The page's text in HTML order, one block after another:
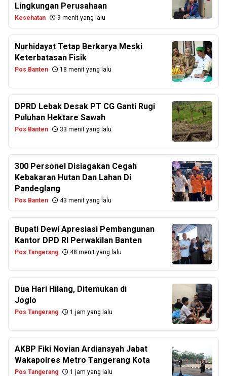
Lingkungan Perusahaan
Kesehatan 9 menit yang lalu
Nurhidayat Tetap Berkarya Meski
Keterbatasan Fisik
Pos Banten 18 menit yang lalu
DPRD Lebak Desak PT CG Ganti Rugi
Puluhan Hektare Sawah
Pos Banten 33 menit yang lalu
300 Personel Disiagakan Cegah
Kebakaran Hutan Dan Lahan Di
Pandeglang
Pos Banten 43 menit yang lalu
Bupati Dewi Apresiasi Pembangunan
Kantor DPD RI Perwakilan Banten
Pos Tangerang 48 menit yang lalu
Dua Hari Hilang, Ditemukan di
Joglo
Pos Tangerang 1 jam yang lalu
AKBP Fiki Novian Ardiansyah Jabat
Wakapolres Metro Tangerang Kota
Pos Tangerang 1 jam yang lalu